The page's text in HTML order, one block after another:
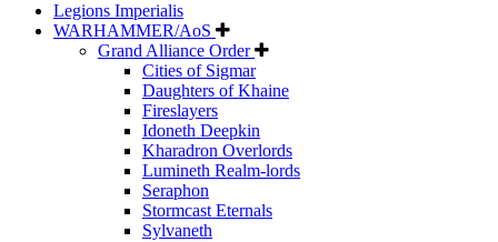
Legions Imperialis
WARHAMMER/AoS
Grand Alliance Order
Cities of Sigmar
Daughters of Khaine
Fireslayers
Idoneth Deepkin
Kharadron Overlords
Lumineth Realm-lords
Seraphon
Stormcast Eternals
Sylvaneth